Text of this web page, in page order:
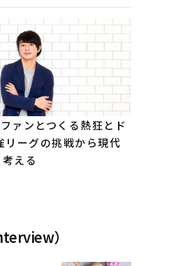
ァンとつくる熱狂とド
リーグの挑戦から現代
える
）